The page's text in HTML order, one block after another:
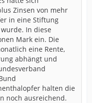
oder auch
sei gefragt worden,
trage. Der
Wirkstoff
von Grünenthal auf
werdenden
rezeptfrei
Zinsen von mehr
in eine Stiftung
In diese
Mark ein. Die
eine Rente,
abhängt und
halten die
noch ausreichend.